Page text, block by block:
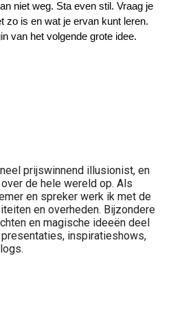
niet weg. Sta even stil. Vraag je
zo is en wat je ervan kunt leren.
van het volgende grote idee.
prijswinnend illusionist, en
de hele wereld op. Als
en spreker werk ik met de
en overheden. Bijzondere
en magische ideeën deel
inspiratieshows,